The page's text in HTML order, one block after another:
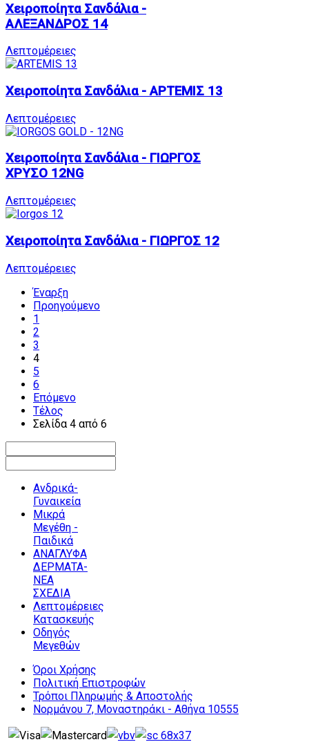
Χειροποίητα Σανδάλια -
ΑΛΕΞΑΝΔΡΟΣ 14
Λεπτομέρειες
Χειροποίητα Σανδάλια - ΑΡΤΕΜΙΣ 13
Λεπτομέρειες
Χειροποίητα Σανδάλια - ΓΙΩΡΓΟΣ
ΧΡΥΣΟ 12NG
Λεπτομέρειες
Χειροποίητα Σανδάλια - ΓΙΩΡΓΟΣ 12
Λεπτομέρειες
Έναρξη
Προηγούμενο
1
2
3
4
5
6
Επόμενο
Τέλος
Σελίδα 4 από 6
Ανδρικά-
Γυναικεία
Μικρά
Μεγέθη -
Παιδικά
ΑΝΑΓΛΥΦΑ
ΔΕΡΜΑΤΑ-
ΝΕΑ
ΣΧΕΔΙΑ
Λεπτομέρειες
Κατασκευής
Οδηγός
Μεγεθών
Όροι Χρήσης
Πολιτική Επιστροφών
Τρόποι Πληρωμής & Αποστολής
Νορμάνου 7, Μοναστηράκι - Αθήνα 10555